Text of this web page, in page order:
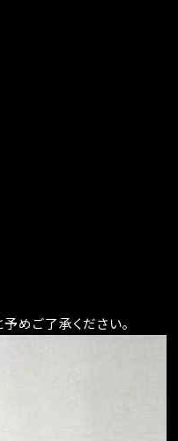
めご了承ください。